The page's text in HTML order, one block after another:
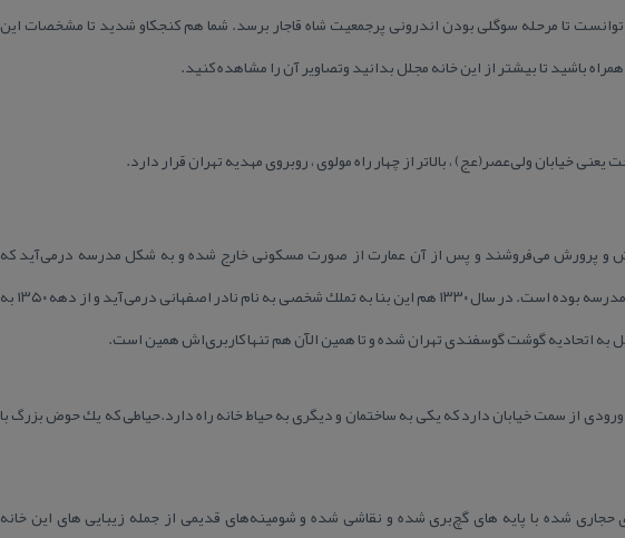
تا مرحله سوگلی بودن اندرونی پرجمعیت شاه قاجار برسد. شما هم كنجكاو شدید تا مشخصات این
باشید تا بیشتر از این خانه مجلل بدانید وتصاویر آن را مشاهده كنید.
خیابان ولی‌عصر(عج) ، بالاتر از چهار راه مولوی ، روبروی مهدیه تهران قرار دارد.
و پرورش می‌فروشند و پس از آن عمارت از صورت مسكونی خارج شده و به شكل مدرسه درمی‌آید كه
پروفسور محمود حسابی یكی از دانش‌آموختگان همین مدرسه بوده است. در سال ۱۳۳۰ هم این بنا به تملك شخصی به نام نادر اصفهانی درمی‌آید و از دهه ۱۳۵۰ به
به اتحادیه گوشت گوسفندی تهران شده و تا همین الآن هم تنها كاربری‌اش همین است.
دارد و دو در ورودی از سمت خیابان دارد كه یكی به ساختمان و دیگری به حیاط خانه راه دارد.حیاطی كه یك حوض بزرگ با
شده با پایه های گچ‌بری شده و نقاشی شده و شومینه‌های قدیمی از جمله زیبایی های این خانه